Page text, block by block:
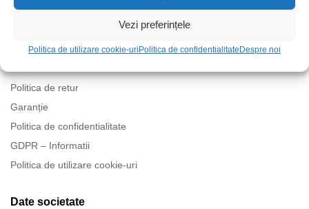
Vezi preferințele
Politica de utilizare cookie-uriPolitica de confidentialitateDespre noi
Politici
Termeni și condiții
Politica de retur
Garanție
Politica de confidentialitate
GDPR – Informatii
Politica de utilizare cookie-uri
Date societate